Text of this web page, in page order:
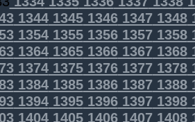
13441345134613471348
13541355135613571358
13641365136613671368
13741375137613771378
13841385138613871388
13941395139613971398
14041405140614071408